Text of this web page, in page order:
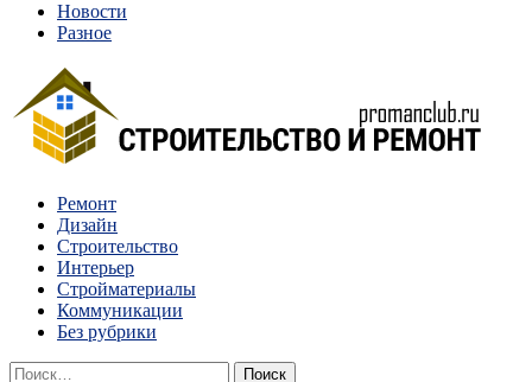
Новости
Разное
Строительство и ремонт
Квартиры и дома, в которых живут разные люди, очень
отличаются между собой.
Ремонт
Дизайн
Строительство
Интерьер
Стройматериалы
Коммуникации
Без рубрики
Найти: